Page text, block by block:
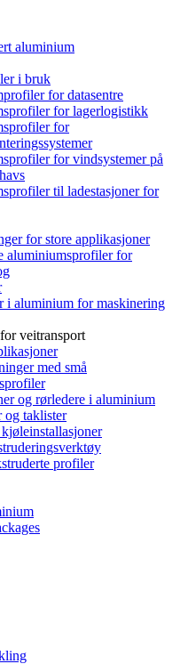
aluminium
i bruk
for datasentre
for lagerlogistikk
for
for vindsystemer på
til ladestasjoner for
for store applikasjoner
aluminiumsprofiler for
i aluminium for maskinering
veitransport
med små
og rørledere i aluminium
og taklister
profiler